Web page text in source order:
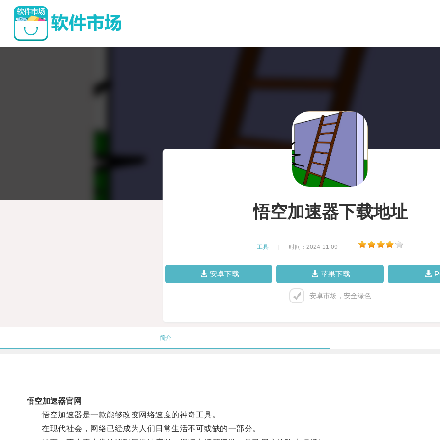
悟空加速器下载地址
工具 时间：2024-11-09
安卓下载 苹果下载
安卓市场，安全绿色
简介
悟空加速器官网
悟空加速器是一款能够改变网络速度的神奇工具。
在现代社会，网络已经成为人们日常生活不可或缺的一部分。